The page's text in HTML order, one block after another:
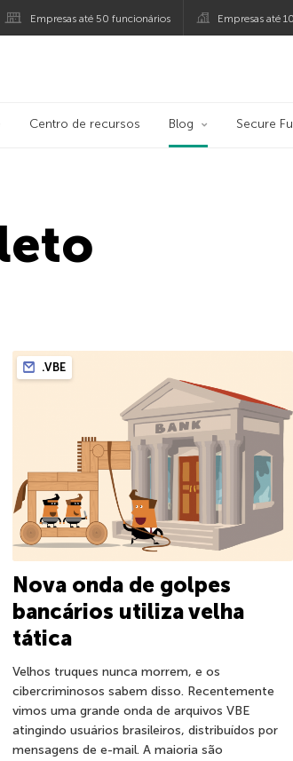
Empresas até 50 funcionários Empresas até
Centro de recursos Blog Secure
.VBE
Nova onda de golpes
bancários utiliza velha
tática
Velhos truques nunca morrem, e os
cibercriminosos sabem disso. Recentemente
vimos uma grande onda de arquivos VBE
atingindo usuários brasileiros, distribuídos por
mensagens de e-mail. A maioria são